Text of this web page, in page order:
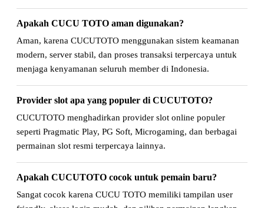
Apakah CUCU TOTO aman digunakan?
Aman, karena CUCUTOTO menggunakan sistem keamanan
modern, server stabil, dan proses transaksi terpercaya untuk
menjaga kenyamanan seluruh member di Indonesia.
Provider slot apa yang populer di CUCUTOTO?
CUCUTOTO menghadirkan provider slot online populer
seperti Pragmatic Play, PG Soft, Microgaming, dan berbagai
permainan slot resmi terpercaya lainnya.
Apakah CUCUTOTO cocok untuk pemain baru?
Sangat cocok karena CUCU TOTO memiliki tampilan user